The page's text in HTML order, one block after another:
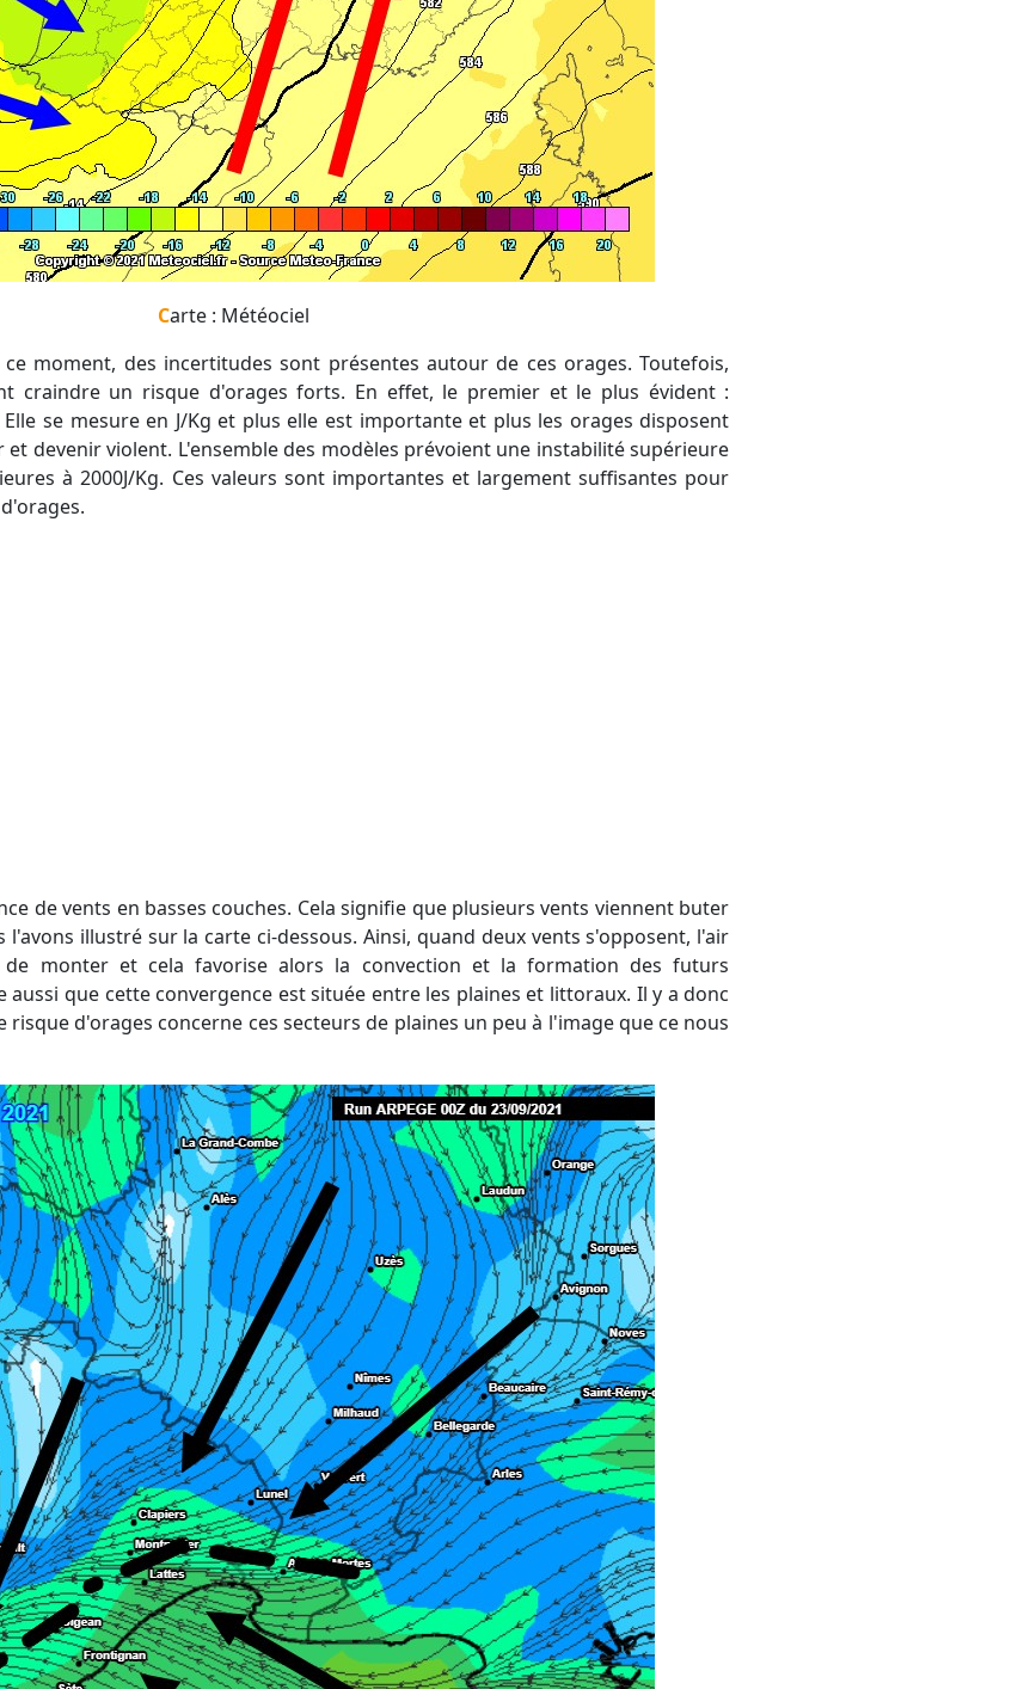
Carte : Météociel
craindre un risque d'orages forts. En effet, le premier et le plus évident :
se mesure en J/Kg et plus elle est importante et plus les orages disposent
devenir violent. L'ensemble des modèles prévoient une instabilité supérieure
à 2000J/Kg. Ces valeurs sont importantes et largement suffisantes pour
l'avons illustré sur la carte ci-dessous. Ainsi, quand deux vents s'opposent, l'air
monter et cela favorise alors la convection et la formation des futurs
que cette convergence est située entre les plaines et littoraux. Il y a donc
d'orages concerne ces secteurs de plaines un peu à l'image que ce nous